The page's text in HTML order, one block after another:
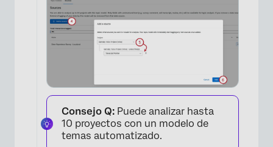
×
Consejo Q: Puede analizar hasta
10 proyectos con un modelo de
temas automatizado.